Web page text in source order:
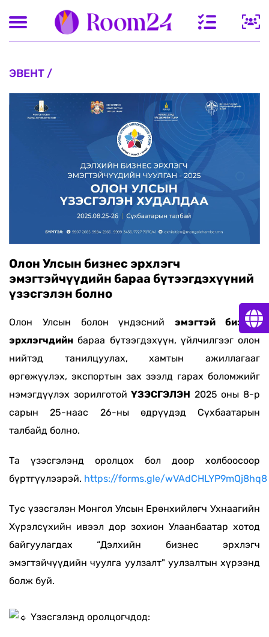
ЭВЕНТ /
Олон Улсын бизнес эрхлэгч
эмэгтэйчүүдийн бараа бүтээгдэхүүний
үзэсгэлэн болно
Олон Улсын болон үндэснийэмэгтэй бизнес
эрхлэгчдийн бараа бүтээгдэхүүн, үйлчилгээг олон
нийтэд танилцуулах, хамтын ажиллагааг
өргөжүүлэх, экспортын зах зээлд гарах боломжийг
нэмэгдүүлэх зорилготойҮЗЭСГЭЛЭН 2025 оны 8-р
сарын 25-наас 26-ны өдрүүдэд Сүхбаатарын
талбайд болно.
Та үзэсгэлэнд оролцох бол доор холбоосоор
бүртгүүлээрэй. https://forms.gle/wVAdCHLYP9mQj8hq8
Тус үзэсгэлэн Монгол Улсын Ерөнхийлөгч Ухнаагийн
Хүрэлсүхийн ивээл дор зохион Улаанбаатар хотод
байгуулагдах “Дэлхийн бизнес эрхлэгч
эмэгтэйчүүдийн чуулга уулзалт" уулзалтын хүрээнд
болж буй.
Үзэсгэлэнд оролцогчдод: